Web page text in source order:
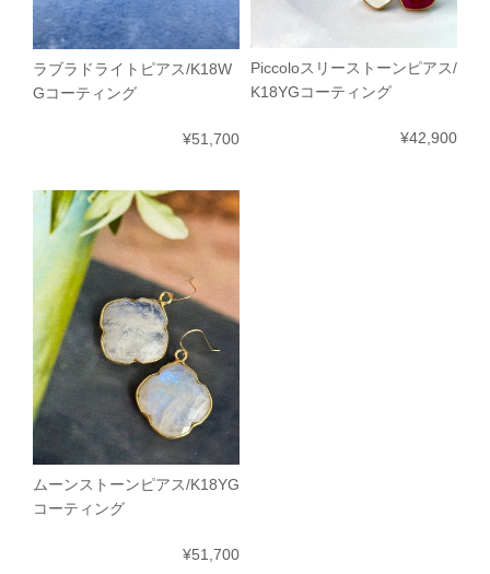
ラブラドライトピアス/K18W
Gコーティング
¥51,700
Piccoloスリーストーンピアス/
K18YGコーティング
¥42,900
ムーンストーンピアス/K18YG
コーティング
¥51,700